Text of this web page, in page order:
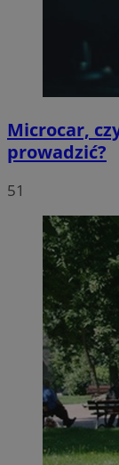
Microcar,
prowadzić?
51